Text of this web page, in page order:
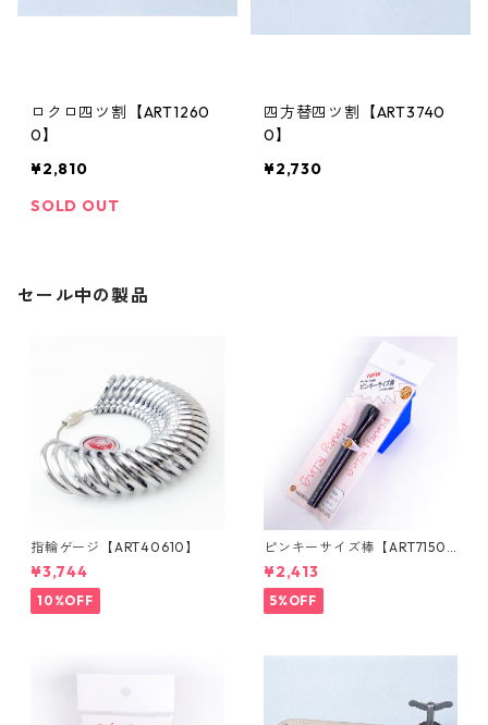
ロクロ四ツ割【ART1260
0】
¥2,810
SOLD OUT
四方替四ツ割【ART3740
0】
¥2,730
セール中の製品
指輪ゲージ【ART40610】
¥3,744
10%OFF
ピンキーサイズ棒【ART7150
0】
¥2,413
5%OFF